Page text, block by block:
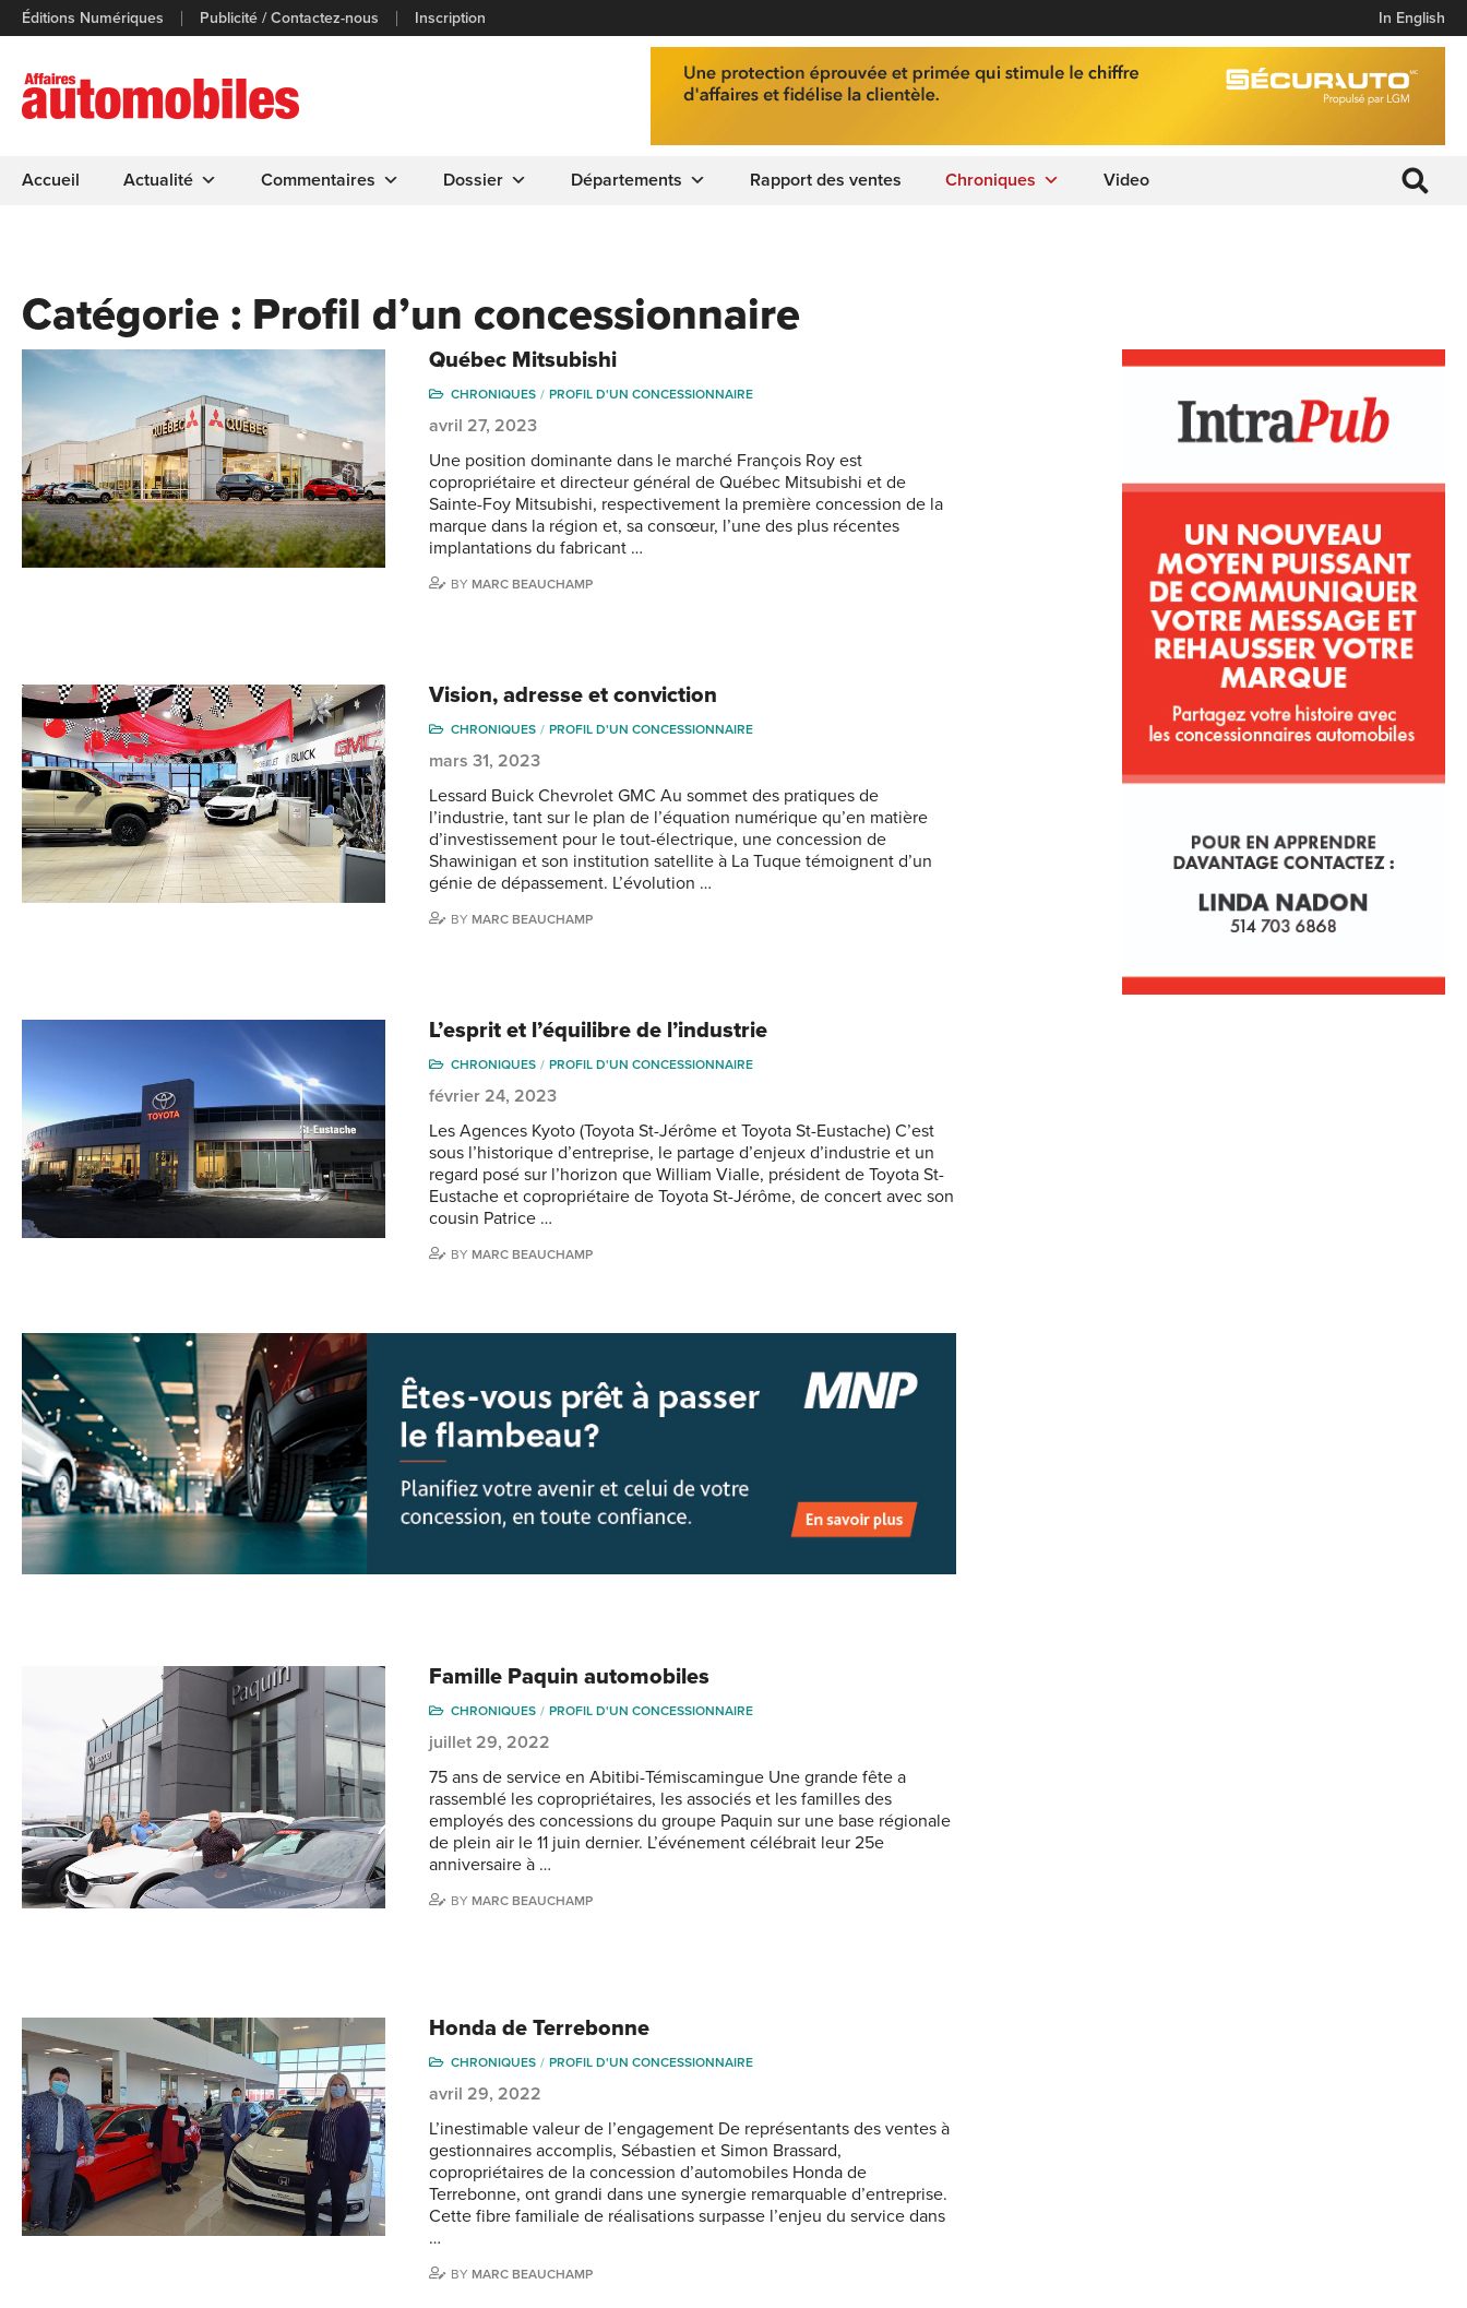
Éditions Numériques Publicité / Contactez-nous Inscription In English
Accueil Actualité Commentaires Dossier Départements Rapport des ventes Chroniques Video
Catégorie : Profil d’un concessionnaire
Québec Mitsubishi
CHRONIQUES PROFIL D'UN CONCESSIONNAIRE
avril 27, 2023
Une position dominante dans le marché François Roy est
copropriétaire et directeur général de Québec Mitsubishi et de
Sainte-Foy Mitsubishi, respectivement la première concession de la
marque dans la région et, sa consœur, l’une des plus récentes
implantations du fabricant …
BY MARC BEAUCHAMP
Vision, adresse et conviction
CHRONIQUES PROFIL D'UN CONCESSIONNAIRE
mars 31, 2023
Lessard Buick Chevrolet GMC Au sommet des pratiques de
l’industrie, tant sur le plan de l’équation numérique qu’en matière
d’investissement pour le tout-électrique, une concession de
Shawinigan et son institution satellite à La Tuque témoignent d’un
génie de dépassement. L’évolution …
BY MARC BEAUCHAMP
L’esprit et l’équilibre de l’industrie
CHRONIQUES PROFIL D'UN CONCESSIONNAIRE
février 24, 2023
Les Agences Kyoto (Toyota St-Jérôme et Toyota St-Eustache) C’est
sous l’historique d’entreprise, le partage d’enjeux d’industrie et un
regard posé sur l’horizon que William Vialle, président de Toyota St-
Eustache et copropriétaire de Toyota St-Jérôme, de concert avec son
cousin Patrice …
BY MARC BEAUCHAMP
Famille Paquin automobiles
CHRONIQUES PROFIL D'UN CONCESSIONNAIRE
juillet 29, 2022
75 ans de service en Abitibi-Témiscamingue Une grande fête a
rassemblé les copropriétaires, les associés et les familles des
employés des concessions du groupe Paquin sur une base régionale
de plein air le 11 juin dernier. L’événement célébrait leur 25e
anniversaire à …
BY MARC BEAUCHAMP
Honda de Terrebonne
CHRONIQUES PROFIL D'UN CONCESSIONNAIRE
avril 29, 2022
L’inestimable valeur de l’engagement De représentants des ventes à
gestionnaires accomplis, Sébastien et Simon Brassard,
copropriétaires de la concession d’automobiles Honda de
Terrebonne, ont grandi dans une synergie remarquable d’entreprise.
Cette fibre familiale de réalisations surpasse l’enjeu du service dans
…
BY MARC BEAUCHAMP